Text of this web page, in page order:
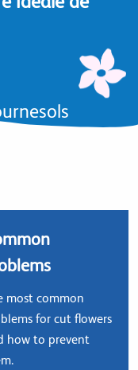
most common
for cut flowers
how to prevent